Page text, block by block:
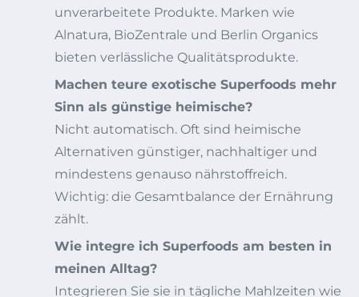
unverarbeitete Produkte. Marken wie
Alnatura, BioZentrale und Berlin Organics
bieten verlässliche Qualitätsprodukte.
Machen teure exotische Superfoods mehr
Sinn als günstige heimische?
Nicht automatisch. Oft sind heimische
Alternativen günstiger, nachhaltiger und
mindestens genauso nährstoffreich.
Wichtig: die Gesamtbalance der Ernährung
zählt.
Wie integre ich Superfoods am besten in
meinen Alltag?
Integrieren Sie sie in tägliche Mahlzeiten wie